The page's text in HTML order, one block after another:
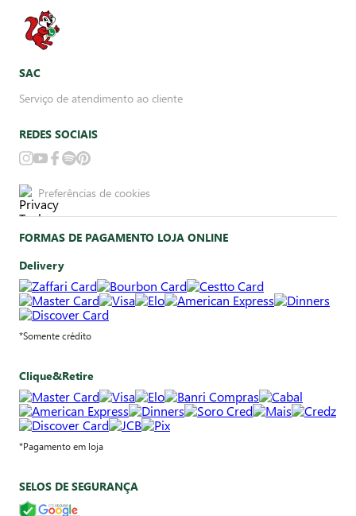
SAC
Serviço de atendimento ao cliente
REDES SOCIAIS
Preferências de cookies
FORMAS DE PAGAMENTO LOJA ONLINE
Delivery
*Somente crédito
Clique&Retire
*Pagamento em loja
SELOS DE SEGURANÇA